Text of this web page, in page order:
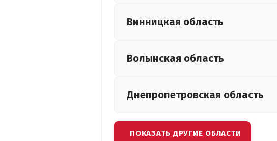
Винницкая область
Волынская область
Днепропетровская область
ПОКАЗАТЬ ДРУГИЕ ОБЛАСТИ